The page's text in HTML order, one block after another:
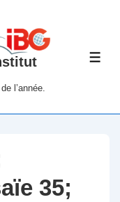
l’année.
35;